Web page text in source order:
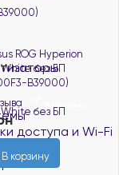
доступа и Wi-Fi
ROG Hyperion
White без БП
B39000)
В наличии
В корзину